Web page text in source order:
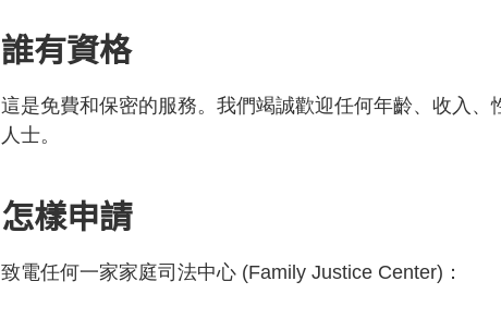
誰有資格
這是免費和保密的服務。我們竭誠歡迎任何年齡、收入、
人士。
怎樣申請
致電任何一家家庭司法中心 (Family Justice Center)：